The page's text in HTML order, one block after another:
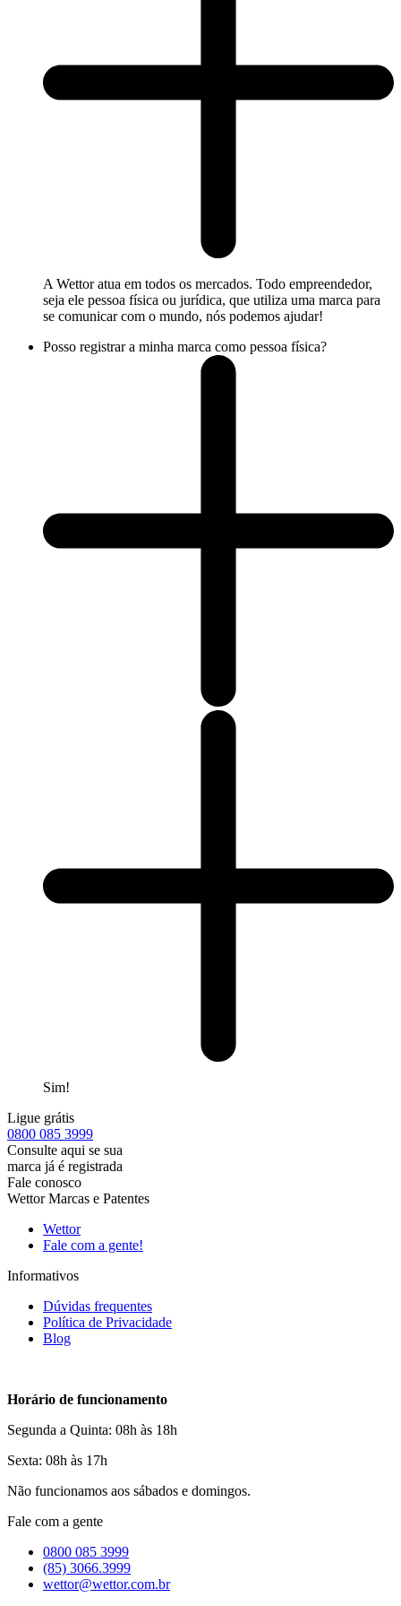
A Wettor atua em todos os mercados. Todo empreendedor,
seja ele pessoa física ou jurídica, que utiliza uma marca para
se comunicar com o mundo, nós podemos ajudar!
Posso registrar a minha marca como pessoa física?
Sim!
Ligue grátis
0800 085 3999
Consulte aqui se sua
marca já é registrada
Fale conosco
Wettor Marcas e Patentes
Wettor
Fale com a gente!
Informativos
Dúvidas frequentes
Política de Privacidade
Blog
Horário de funcionamento
Segunda a Quinta: 08h às 18h
Sexta: 08h às 17h
Não funcionamos aos sábados e domingos.
Fale com a gente
0800 085 3999
(85) 3066.3999
wettor@wettor.com.br